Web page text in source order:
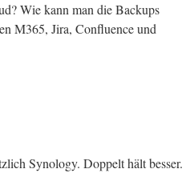
Wie kann man die Backups
M365, Jira, Confluence und
Synology. Doppelt hält besser.